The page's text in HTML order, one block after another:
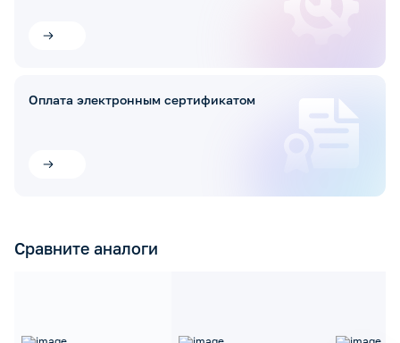
Оплата электронным сертификатом
Сравните аналоги